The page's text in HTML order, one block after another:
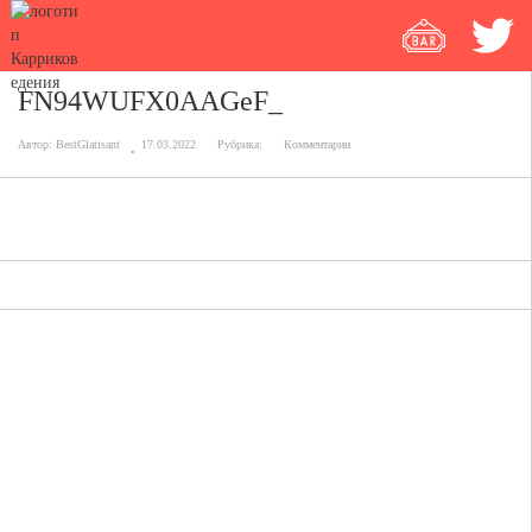
FN94WUFX0AAGeF_
Автор: BestGlatisant 17.03.2022 Рубрика: Комментарии